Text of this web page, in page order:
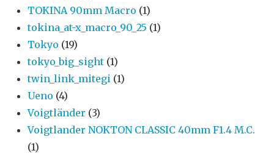
TOKINA 90mm Macro (1)
tokina_at-x_macro_90_25 (1)
Tokyo (19)
tokyo_big_sight (1)
twin_link_mitegi (1)
Ueno (4)
Voigtländer (3)
Voigtlander NOKTON CLASSIC 40mm F1.4 M.C.
(1)